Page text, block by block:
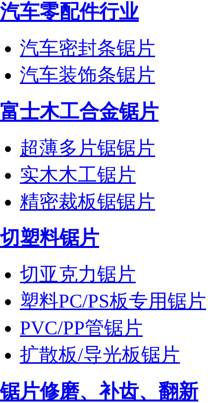
汽车零配件行业
汽车密封条锯片
汽车装饰条锯片
富士木工合金锯片
超薄多片锯锯片
实木木工锯片
精密裁板锯锯片
切塑料锯片
切亚克力锯片
塑料PC/PS板专用锯片
PVC/PP管锯片
扩散板/导光板锯片
锯片修磨、补齿、翻新